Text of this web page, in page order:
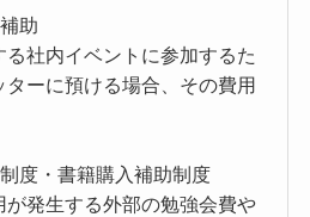
助
社内イベントに参加するた
ーに預ける場合、その費用
度・書籍購入補助制度
発生する外部の勉強会費や